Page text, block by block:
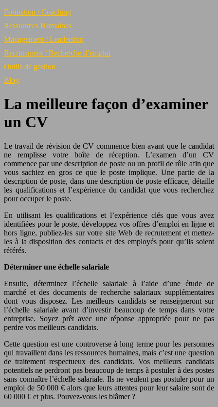
Formation / Coaching
Ressources Humaines
Management / Leadership
Recrutement / Recherche d’emploi
Outils de gestion
Blog
La meilleure façon d’examiner
un CV
Le travail de révision de CV commence bien avant que le candidat
ne remplisse votre boîte de réception. L’examen d’un CV
commence par une description de poste ou un profil de rôle afin que
vous sachiez en gros ce que le poste implique. Une partie de la
description de poste, dans une description de poste efficace, détaille
les qualifications et l’expérience du candidat que vous recherchez
pour occuper le poste.
En utilisant les qualifications et l’expérience clés que vous avez
identifiées pour le poste, développez vos offres d’emploi en ligne et
hors ligne, publiez-les sur votre site Web de recrutement et mettez-
les à la disposition des contacts et des employés pour qu’ils soient
référés.
Déterminer une échelle salariale
Ensuite, déterminez l’échelle salariale à l’aide d’une étude de
marché et des documents de recherche salariaux supplémentaires
dont vous disposez. Les meilleurs candidats se renseigneront sur
l’échelle salariale avant d’investir beaucoup de temps dans votre
entreprise. Soyez prêt avec une réponse appropriée pour ne pas
perdre vos meilleurs candidats.
Cette question est une controverse à long terme pour les personnes
qui travaillent dans les ressources humaines, mais c’est une question
de traitement respectueux des candidats. Vos meilleurs candidats
potentiels ne perdront pas beaucoup de temps à postuler à des postes
sans connaître l’échelle salariale. Ils ne veulent pas postuler pour un
emploi de 50 000 € alors que leurs attentes pour leur salaire sont de
60 000 € et plus. Pouvez-vous les blâmer ?